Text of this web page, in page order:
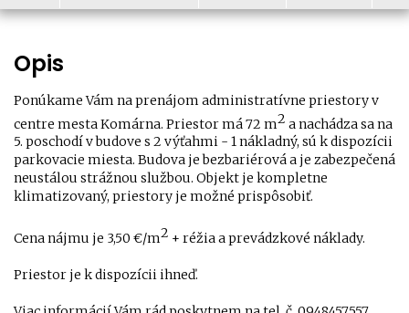
Opis
Ponúkame Vám na prenájom administratívne priestory v
centre mesta Komárna. Priestor má 72 m2 a nachádza sa na
5. poschodí v budove s 2 výťahmi - 1 nákladný, sú k dispozícii
parkovacie miesta. Budova je bezbariérová a je zabezpečená
neustálou strážnou službou. Objekt je kompletne
klimatizovaný, priestory je možné prispôsobiť.
Cena nájmu je 3,50 €/m2 + réžia a prevádzkové náklady.
Priestor je k dispozícii ihneď.